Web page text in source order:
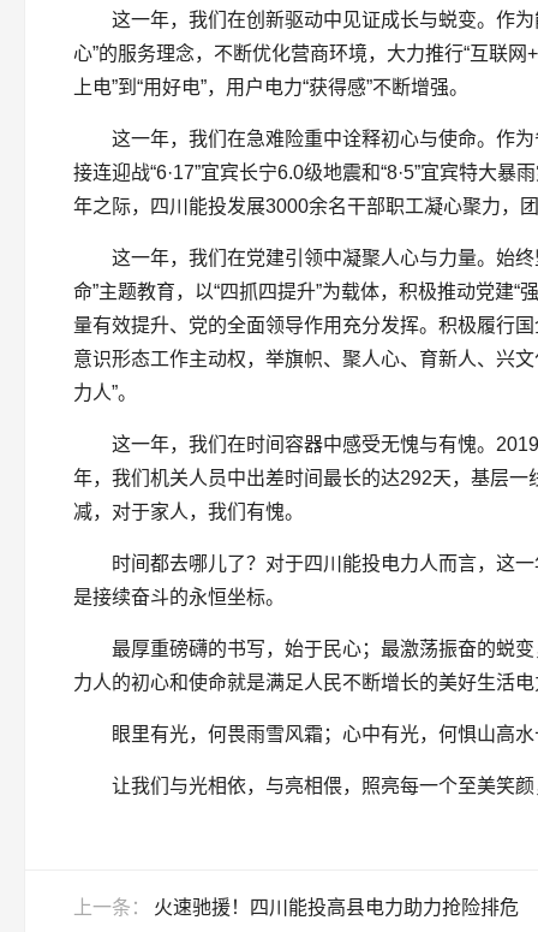
这一年，我们在创新驱动中见证成长与蜕变。作
心”的服务理念，不断优化营商环境，大力推行“互联
上电”到“用好电”，用户电力“获得感”不断增强。
这一年，我们在急难险重中诠释初心与使命。作
接连迎战“6·17”宜宾长宁6.0级地震和“8·5”宜宾特大
年之际，四川能投发展3000余名干部职工凝心聚力，
这一年，我们在党建引领中凝聚人心与力量。始
命”主题教育，以“四抓四提升”为载体，积极推动党建
量有效提升、党的全面领导作用充分发挥。积极履行
意识形态工作主动权，举旗帜、聚人心、育新人、兴
力人”。
这一年，我们在时间容器中感受无愧与有愧。
年，我们机关人员中出差时间最长的达292天，基层
减，对于家人，我们有愧。
时间都去哪儿了？对于四川能投电力人而言，这
是接续奋斗的永恒坐标。
最厚重磅礴的书写，始于民心；最激荡振奋的蜕
力人的初心和使命就是满足人民不断增长的美好生活
眼里有光，何畏雨雪风霜；心中有光，何惧山高
让我们与光相依，与亮相偎，照亮每一个至美笑
上一条：
火速驰援！四川能投高县电力助力抢险排危